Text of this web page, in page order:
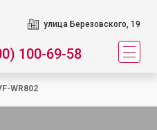
улица Березовского, 19
100-69-58
WR802